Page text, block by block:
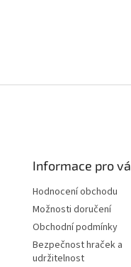
Informace pro
Hodnocení obchodu
Možnosti doručení
Obchodní podmínky
Bezpečnost hraček a
udržitelnost